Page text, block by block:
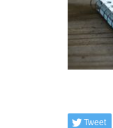
Tweet